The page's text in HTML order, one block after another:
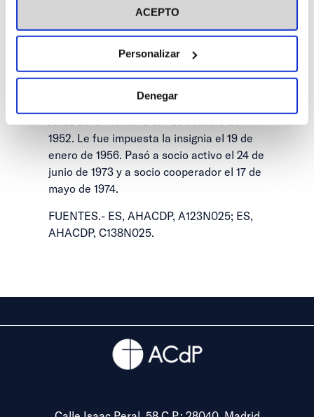
ACEPTO
Personalizar
Denegar
Interino de instituto, y luego Profesor de
Matemáticas en el Liceo Francés.
de Anuarios del Instituto Nacional de
Estadística.
Se inscribió en el centro de la ACNdP de
1952. Le fue impuesta la insignia el 19 de
enero de 1956. Pasó a socio activo el 24 de
junio de 1973 y a socio cooperador el 17 de
mayo de 1974.
FUENTES.- ES, AHACDP, A123N025; ES,
AHACDP, C138N025.